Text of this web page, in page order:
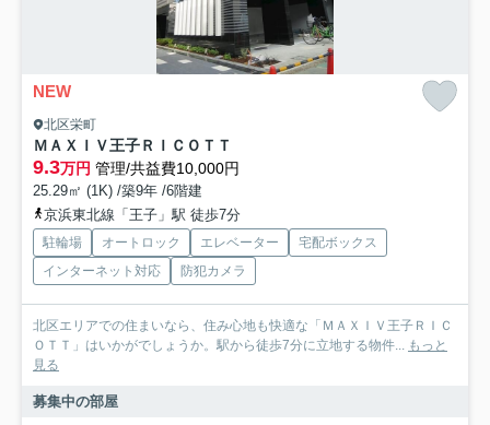
NEW
北区栄町
ＭＡＸＩＶ王子ＲＩＣＯＴＴ
9.3万円 管理/共益費10,000円
25.29㎡ (1K) /築9年 /6階建
京浜東北線「王子」駅 徒歩7分
駐輪場 オートロック エレベーター
宅配ボックス
インターネット対応
防犯カメラ
北区エリアでの住まいなら、住み心地も快適な「ＭＡＸＩＶ王子ＲＩＣ
ＯＴＴ」はいかがでしょうか。駅から徒歩7分に立地する物件... もっと
見る
募集中の部屋